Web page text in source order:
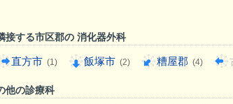
接する市区郡の 消化器外科
直方市 (1) 飯塚市 (2) 糟屋郡 (4)
他の診療科